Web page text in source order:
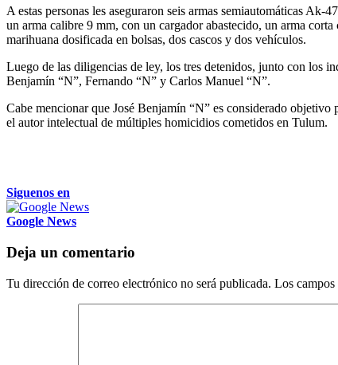
A estas personas les aseguraron seis armas semiautomáticas
un arma calibre 9 mm, con un cargador abastecido, un arma
marihuana dosificada en bolsas, dos cascos y dos vehículos.
Luego de las diligencias de ley, los tres detenidos, junto con los
Benjamín “N”, Fernando “N” y Carlos Manuel “N”.
Cabe mencionar que José Benjamín “N” es considerado
el autor intelectual de múltiples homicidios cometidos en Tulum.
Siguenos en
Google News
Deja un comentario
Tu dirección de correo electrónico no será publicada. Los campos